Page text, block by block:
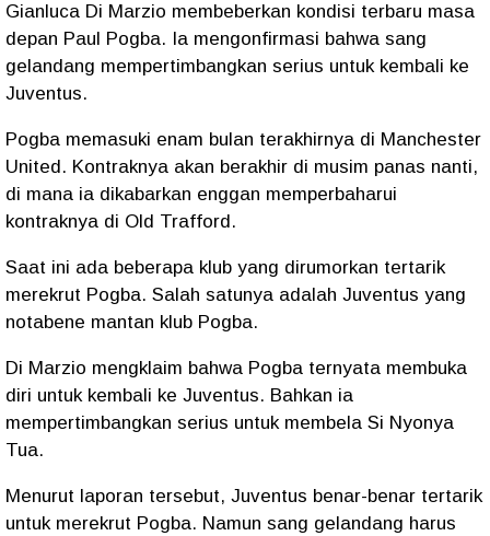
Gianluca Di Marzio membeberkan kondisi terbaru masa
depan Paul Pogba. Ia mengonfirmasi bahwa sang
gelandang mempertimbangkan serius untuk kembali ke
Juventus.
Pogba memasuki enam bulan terakhirnya di Manchester
United. Kontraknya akan berakhir di musim panas nanti,
di mana ia dikabarkan enggan memperbaharui
kontraknya di Old Trafford.
Saat ini ada beberapa klub yang dirumorkan tertarik
merekrut Pogba. Salah satunya adalah Juventus yang
notabene mantan klub Pogba.
Di Marzio mengklaim bahwa Pogba ternyata membuka
diri untuk kembali ke Juventus. Bahkan ia
mempertimbangkan serius untuk membela Si Nyonya
Tua.
Menurut laporan tersebut, Juventus benar-benar tertarik
untuk merekrut Pogba. Namun sang gelandang harus